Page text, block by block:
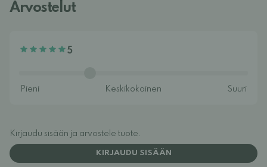
Arvostelut
5
Kirjaudu sisään ja arvostele tuote.
KIRJAUDU SISÄÄN